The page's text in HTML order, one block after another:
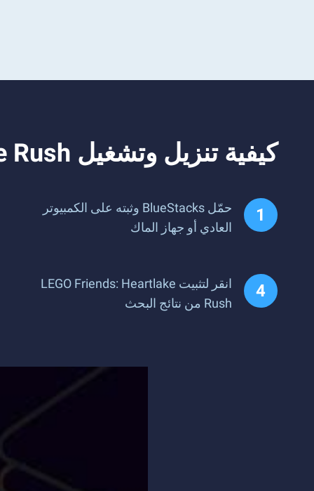
كيفية تنزيل وتشغيل LEGO Friends: Heartlake Rush على جهاز الكمبيوتر
حمّل BlueStacks وثبته على الكمبيوتر
العادي أو جهاز الماك
انقر لتثبيت LEGO Friends: Heartlake
Rush من نتائج البحث